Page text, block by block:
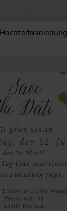
Hochzeitseinladung